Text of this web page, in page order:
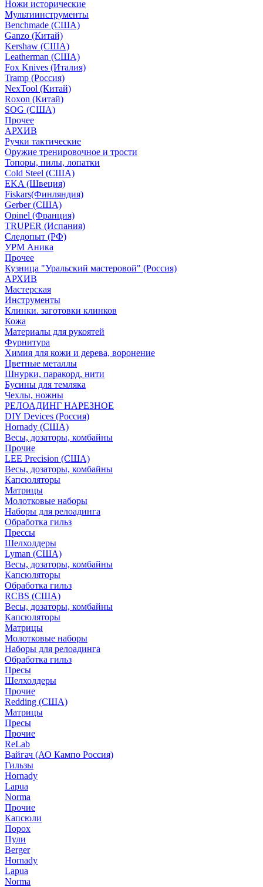
Ножи исторические
Мультиинструменты
Benchmade (США)
Ganzo (Китай)
Kershaw (США)
Leatherman (США)
Fox Knives (Италия)
Tramp (Россия)
NexTool (Китай)
Roxon (Китай)
SOG (США)
Прочее
АРХИВ
Ручки тактические
Оружие тренировочное и трости
Топоры, пилы, лопатки
Cold Steel (США)
EKA (Швеция)
Fiskars(Финляндия)
Gerber (США)
Opinel (Франция)
TRUPER (Испания)
Следопыт (РФ)
УРМ Аника
Прочее
Кузница "Уральский мастеровой" (Россия)
АРХИВ
Мастерская
Инструменты
Клинки. заготовки клинков
Кожа
Материалы для рукоятей
Фурнитура
Химия для кожи и дерева, воронение
Цветные металлы
Шнурки, паракорд, нити
Бусины для темляка
Чехлы, ножны
РЕЛОАДИНГ НАРЕЗНОЕ
DIY Devices (Россия)
Hornady (США)
Весы, дозаторы, комбайны
Прочие
LEE Precision (США)
Весы, дозаторы, комбайны
Капсюляторы
Матрицы
Молотковые наборы
Наборы для релоадинга
Обработка гильз
Преcсы
Шелхолдеры
Lyman (США)
Весы, дозаторы, комбайны
Капсюляторы
Обработка гильз
RCBS (США)
Весы, дозаторы, комбайны
Капсюляторы
Матрицы
Молотковые наборы
Наборы для релоадинга
Обработка гильз
Пресы
Шелхолдеры
Прочие
Redding (США)
Матрицы
Пресы
Прочие
ReLab
Вайгач (АО Кампо Россия)
Гильзы
Hornady
Lapua
Norma
Прочие
Капсюли
Порох
Пули
Berger
Hornady
Lapua
Norma